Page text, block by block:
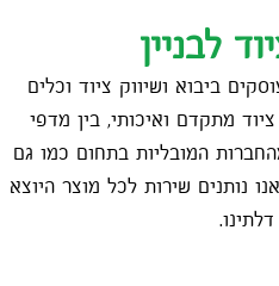
לבניין
ביבוא ושיווק ציוד וכלים
מתקדם ואיכותי, בין מדפי
המובליות בתחום כמו גם
נותנים שירות לכל מוצר היוצא